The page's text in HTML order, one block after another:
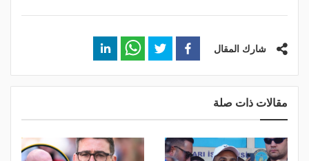
شارك المقال
مقالات ذات صلة